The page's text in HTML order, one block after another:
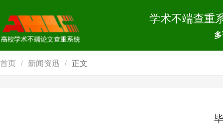
学术不端查重
首页 / 新闻资迅 / 正文